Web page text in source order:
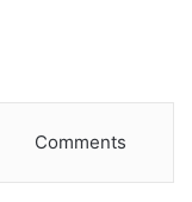
Comments